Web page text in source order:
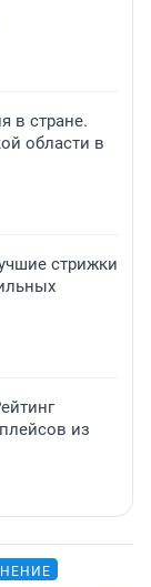
в стране.
области в
стрижки
из